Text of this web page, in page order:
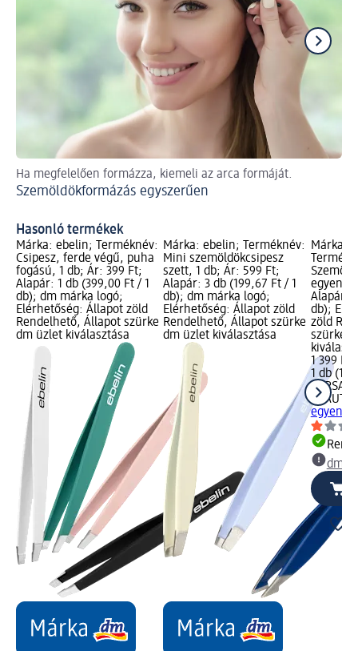
Ha megfelelően formázza, kiemeli az arca formáját.
Szemöldökformázás egyszerűen
Hasonló termékek
Márka: ebelin; Terméknév:
Csipesz, ferde végű, puha
fogású, 1 db; Ár: 399 Ft;
Alapár: 1 db (399,00 Ft / 1
db); dm márka logó;
Elérhetőség: Állapot zöld
Rendelhető, Állapot szürke
dm üzlet kiválasztása
Márka: ebelin; Terméknév:
Mini szemöldökcsipesz
szett, 1 db; Ár: 599 Ft;
Alapár: 3 db (199,67 Ft / 1
db); dm márka logó;
Elérhetőség: Állapot zöld
Rendelhető, Állapot szürke
dm üzlet kiválasztása
Márka:
Alapár:
db);
zöld
szürke
1 399 Ft
1 db (1
PARSA
BEAUTY
dm